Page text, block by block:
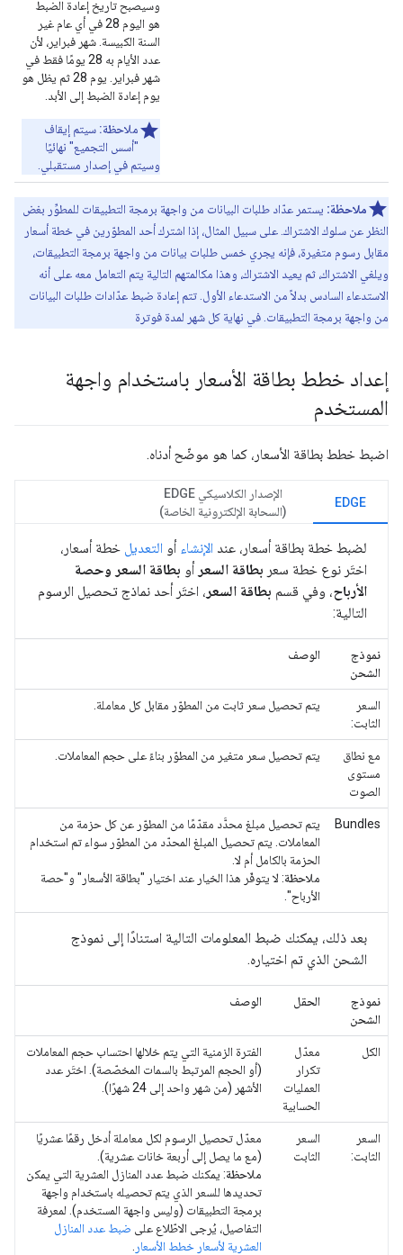
وسيصبح تاريخ إعادة الضبط
هو اليوم 28 في أي عام غير
السنة الكبيسة. شهر فبراير، لأن
عدد الأيام به 28 يومًا فقط في
شهر فبراير. يوم 28 ثم يظل هو
يوم إعادة الضبط إلى الأبد.
ملاحظة: سيتم إيقاف
"أسس التجميع" نهائيًا
وسيتم في إصدار مستقبلي.
ملاحظة: يستمر عدّاد طلبات البيانات من واجهة برمجة التطبيقات للمطوِّر بغض
النظر عن سلوك الاشتراك. على سبيل المثال، إذا اشترك أحد المطوّرين في خطة أسعار
مقابل رسوم متغيرة، فإنه يجري خمس طلبات بيانات من واجهة برمجة التطبيقات،
ويلغي الاشتراك، ثم يعيد الاشتراك، وهذا مكالمتهم التالية يتم التعامل معه على أنه
الاستدعاء السادس بدلاً من الاستدعاء الأول. تتم إعادة ضبط عدّادات طلبات البيانات
من واجهة برمجة التطبيقات. في نهاية كل شهر لمدة فوترة
إعداد خطط بطاقة الأسعار باستخدام واجهة
المستخدم
اضبط خطط بطاقة الأسعار، كما هو موضّح أدناه.
EDGE
الإصدار الكلاسيكي EDGE
(السحابة الإلكترونية الخاصة)
لضبط خطة بطاقة أسعار، عند الإنشاء أو التعديل خطة أسعار،
اختَر نوع خطة سعر بطاقة السعر أو بطاقة السعر وحصة
الأرباح، وفي قسم بطاقة السعر ، اختَر أحد نماذج تحصيل الرسوم
التالية:
نموذج
الشحن
الوصف
السعر
الثابت:
يتم تحصيل سعر ثابت من المطوّر مقابل كل معاملة.
مع نطاق
مستوى
الصوت
يتم تحصيل سعر متغير من المطوّر بناءً على حجم المعاملات.
Bundles
يتم تحصيل مبلغ محدَّد مقدّمًا من المطوّر عن كل حزمة من
المعاملات. يتم تحصيل المبلغ المحدّد من المطوّر سواء تم استخدام
الحزمة بالكامل أم لا.
ملاحظة: لا يتوفّر هذا الخيار عند اختيار "بطاقة الأسعار" و"حصة
الأرباح".
بعد ذلك، يمكنك ضبط المعلومات التالية استنادًا إلى نموذج
الشحن الذي تم اختياره.
نموذج
الشحن
الحقل الوصف
الكل
معدّل
تكرار
العمليات
الحسابية
الفترة الزمنية التي يتم خلالها احتساب حجم المعاملات
(أو الحجم المرتبط بالسمات المخصّصة). اختَر عدد
الأشهر (من شهر واحد إلى 24 شهرًا).
السعر
الثابت:
السعر
الثابت
معدّل تحصيل الرسوم لكل معاملة أدخل رقمًا عشريًا
(مع ما يصل إلى أربعة خانات عشرية).
ملاحظة: يمكنك ضبط عدد المنازل العشرية التي يمكن
تحديدها للسعر الذي يتم تحصيله باستخدام واجهة
برمجة التطبيقات (وليس واجهة المستخدم). لمعرفة
التفاصيل، يُرجى الاطّلاع على ضبط عدد المنازل
العشرية لأسعار خطط الأسعار